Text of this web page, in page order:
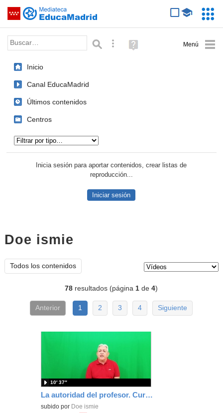
Saltar navegación
Palabra o frase: Búsqueda avanzada
Ayuda
(en
Inicio
Canal EducaMadrid
Últimos contenidos
Centros
Inicia sesión para aportar contenidos, crear listas de
reproducción...
Iniciar sesión
Doe ismie
Todos los contenidos
78 resultados (página1 de4)
Anterior 1 2 3 4 Siguiente
La autoridad del profesor. Curso Formación Básica Docente
subido por Doe ismie
10′ 37″